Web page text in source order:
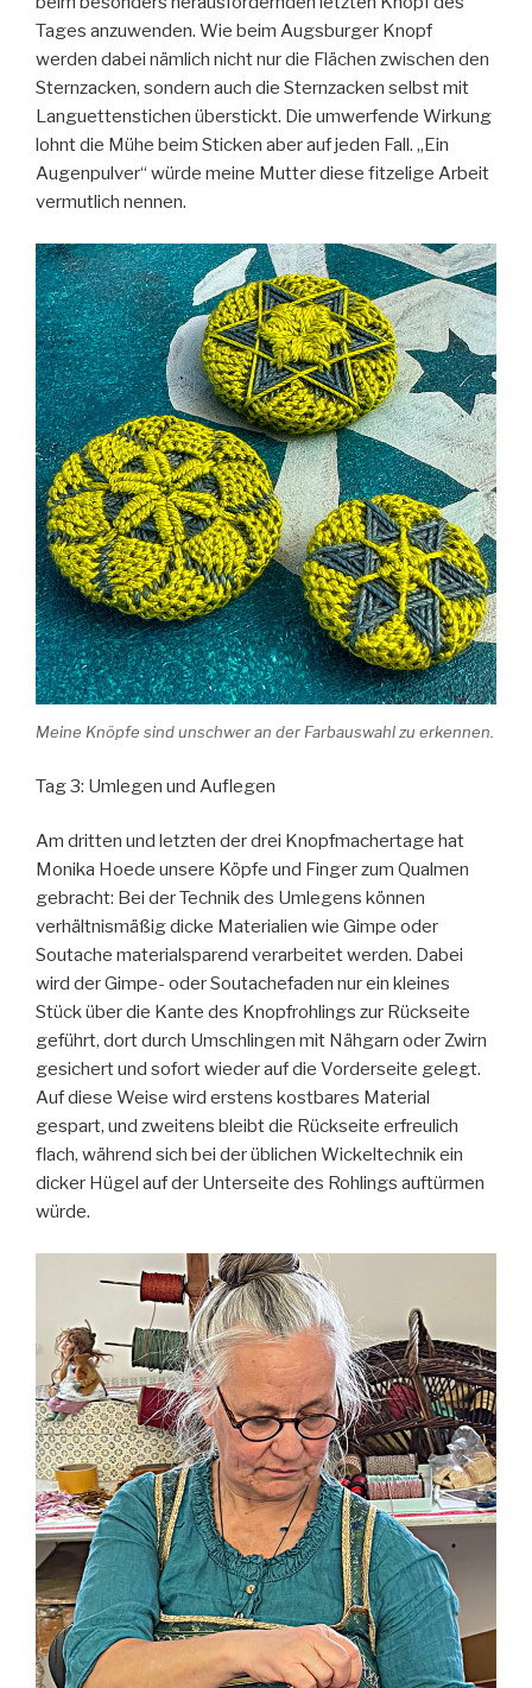
Tages anzuwenden. Wie beim Augsburger Knopf
werden dabei nämlich nicht nur die Flächen zwischen den
Sternzacken, sondern auch die Sternzacken selbst mit
Languettenstichen überstickt. Die umwerfende Wirkung
lohnt die Mühe beim Sticken aber auf jeden Fall. „Ein
Augenpulver“ würde meine Mutter diese fitzelige Arbeit
vermutlich nennen.
Meine Knöpfe sind unschwer an der Farbauswahl zu erkennen.
Tag 3: Umlegen und Auflegen
Am dritten und letzten der drei Knopfmachertage hat
Monika Hoede unsere Köpfe und Finger zum Qualmen
gebracht: Bei der Technik des Umlegens können
verhältnismäßig dicke Materialien wie Gimpe oder
Soutache materialsparend verarbeitet werden. Dabei
wird der Gimpe- oder Soutachefaden nur ein kleines
Stück über die Kante des Knopfrohlings zur Rückseite
geführt, dort durch Umschlingen mit Nähgarn oder Zwirn
gesichert und sofort wieder auf die Vorderseite gelegt.
Auf diese Weise wird erstens kostbares Material
gespart, und zweitens bleibt die Rückseite erfreulich
flach, während sich bei der üblichen Wickeltechnik ein
dicker Hügel auf der Unterseite des Rohlings auftürmen
würde.